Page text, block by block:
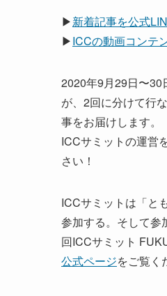
▶新着記事を公式
▶ICCの動画コンテ
2020年9月29日〜30
が、2回に分けて行
事をお届けします。
ICCサミットの運営
さい！
ICCサミットは「と
参加する。そして参
回ICCサミット
公式ページをご覧く